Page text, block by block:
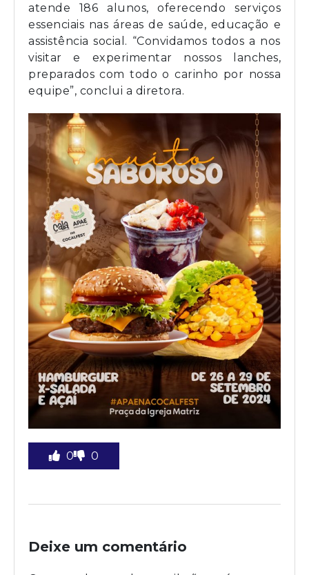
atende 186 alunos, oferecendo serviços
essenciais nas áreas de saúde, educação e
assistência social. “Convidamos todos a nos
visitar e experimentar nossos lanches,
preparados com todo o carinho por nossa
equipe”, conclui a diretora.
0 0
Deixe um comentário